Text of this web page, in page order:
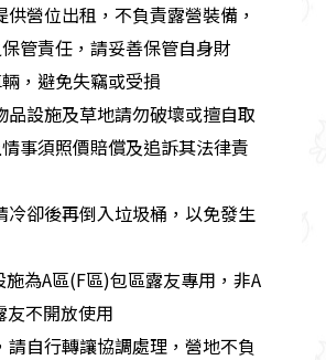
供營位出租，不負責露營裝備，
管責任，請妥善保管自身財
，避免失竊或受損
品設施及草地請勿破壞或擅自取
事須照價賠償及追訴其法律責
冷卻後再倒入垃圾桶，以免發生
施為A區(F區)包區露友專用，非A
友不開放使用
請自行轉讓協調處理，營地不負